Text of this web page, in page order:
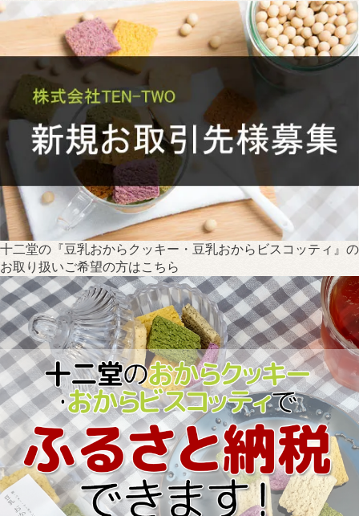
十二堂の『豆乳おからクッキー・豆乳おからビスコッティ』の
お取り扱いご希望の方はこちら